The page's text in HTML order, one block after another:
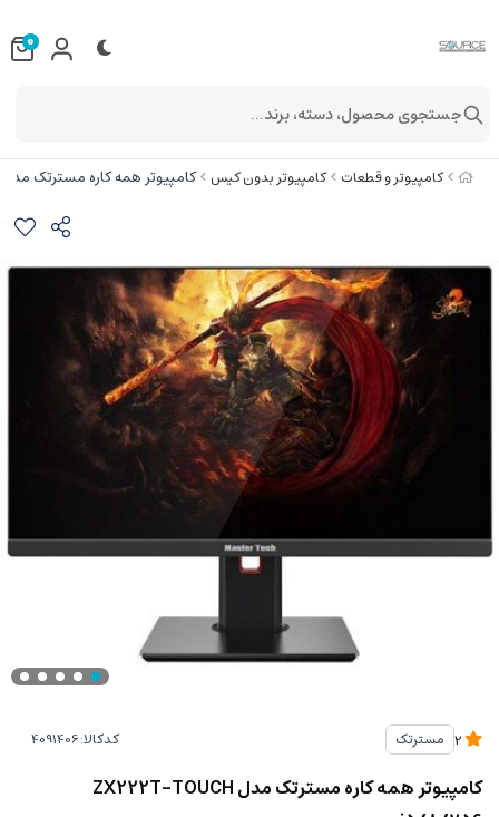
کامپیوتر و قطعات کامپیوتر بدون کیس کامپیوتر همه کاره مسترتک مدل ZX222T-TOUCH i5/8/256
مسترتک کدکالا:
کامپیوتر همه کاره مسترتک مدل ZX222T-TOUCH
0
جستجوی محصول، دسته، برند...